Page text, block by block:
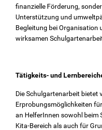
Gesundheit
finanzielle Förderung,
Unterstützung und
Begleitung bei Organisation
wirksamen
Tätigkeits- und
Die Schulgartenarbeit bietet
Erprobungsmöglichkeiten
an HelferInnen sowohl
Kita-Bereich als auch für